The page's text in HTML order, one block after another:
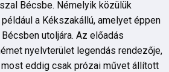
Bécsbe. Némelyik közülük
a Kékszakállú, amelyet éppen
utoljára. Az előadás
nyelvterület legendás rendezője,
eddig csak prózai művet állított